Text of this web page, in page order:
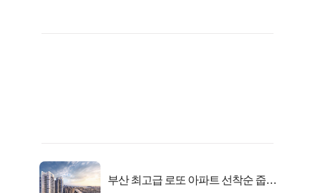
부산 최고급 로또 아파트 선착순 줍줍